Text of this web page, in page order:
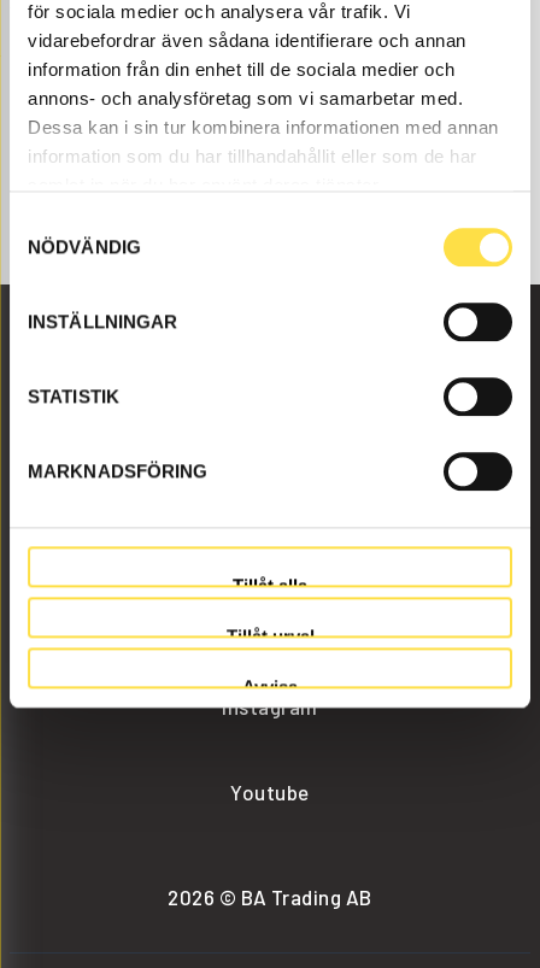
för sociala medier och analysera vår trafik. Vi
vidarebefordrar även sådana identifierare och annan
information från din enhet till de sociala medier och
annons- och analysföretag som vi samarbetar med.
Dessa kan i sin tur kombinera informationen med annan
information som du har tillhandahållit eller som de har
NÖDVÄNDIG
INSTÄLLNINGAR
STATISTIK
MARKNADSFÖRING
Tillåt alla
Tillåt urval
Avvisa
Volvo construction machines and these machinery
parts like oil cooler service exchange (738600B,
TK125B, 4747632, 738600) to tool holder that fits Volvo
back loaders BM 622.
info@batrading.se
+46 (0) 152-32500
Instagram
Youtube
2026 © BA Trading AB